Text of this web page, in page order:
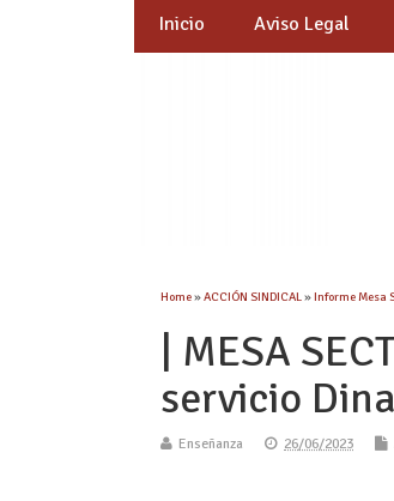
Inicio Aviso Legal
Home»ACCIÓN SINDICAL»Informe Mesa
| MESA
servicio
Enseñanza 26/06/2023